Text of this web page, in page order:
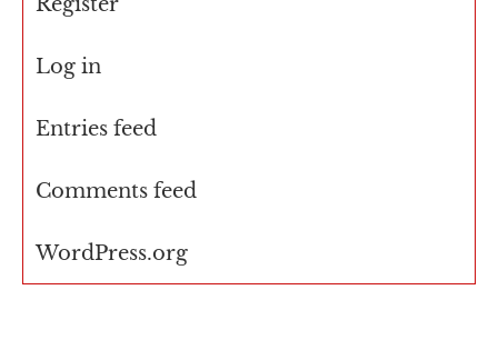
Log in
Entries feed
Comments feed
WordPress.org